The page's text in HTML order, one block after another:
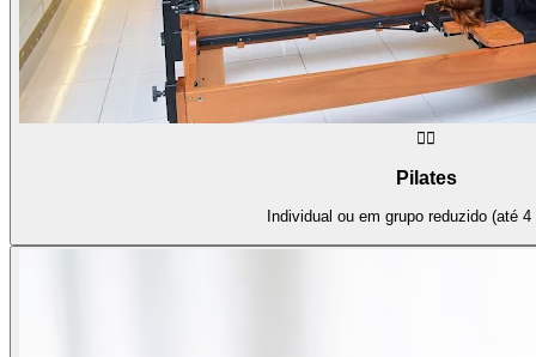
🧘‍♀️
Pilates
Individual ou em grupo reduzido (até 4